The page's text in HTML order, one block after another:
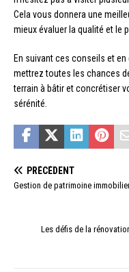
Cela vous donnera une
mieux évaluer la qualité et le
En suivant ces conseils et
mettrez toutes les chances
terrain à bâtir et concrétiser
sérénité.
PRÉCÉDENT
Gestion de patrimoine
Les défis de la